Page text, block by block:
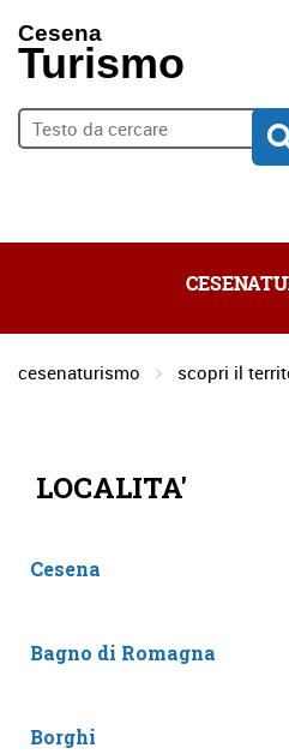
Cesena
Turismo
cesenaturismo scopri il
LOCALITA'
Cesena
Bagno di Romagna
Borghi